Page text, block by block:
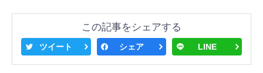
この記事をシェアする
ツイート シェア LINE